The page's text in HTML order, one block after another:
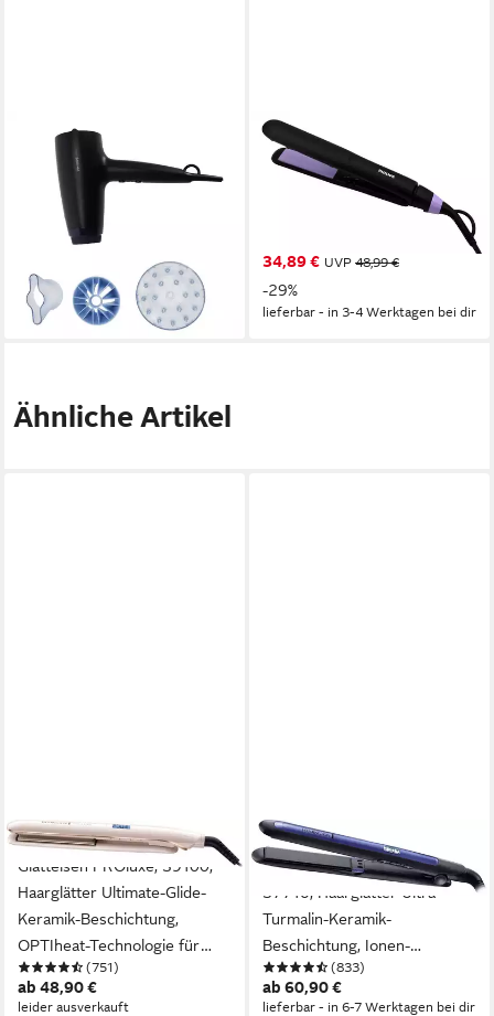
PHILIPS
Glätteisen 3000 BHD360/20
Haartrockner
44,45 €
lieferbar - in 3-4 Werktagen bei dir
PHILIPS
Glätteisen BHS377/00
StraightCare Ionen-
34,89 € UVP 48,99 €
-29%
lieferbar - in 3-4 Werktagen bei dir
Ähnliche Artikel
REMINGTON
Glätteisen PROluxe, S9100,
Haarglätter Ultimate-Glide-
Keramik-Beschichtung,
OPTIheat-Technologie für
schonendes Styling
(751)
ab 48,90 €
leider ausverkauft
REMINGTON
Glätteisen Pro-Ion Straight,
S7710, Haarglätter Ultra-
Turmalin-Keramik-
Beschichtung, Ionen-
Generator für Locken, Wellen
& zum Glätten
(833)
ab 60,90 €
lieferbar - in 6-7 Werktagen bei dir